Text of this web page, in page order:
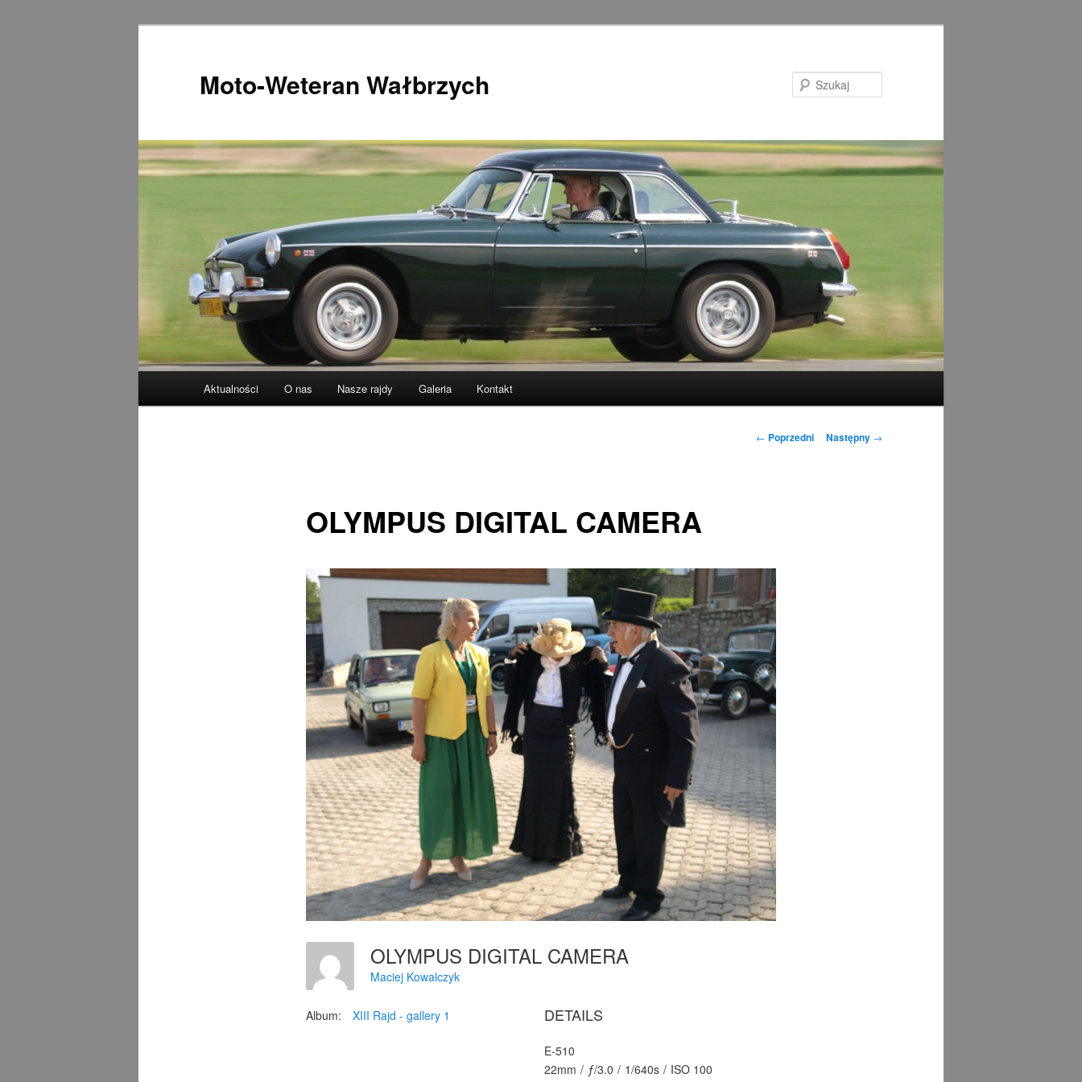
Moto-Weteran Wałbrzych
Aktualności O nas Nasze rajdy Galeria Kontakt
Nawigacja
← Poprzedni Następny →
OLYMPUS DIGITAL CAMERA
OLYMPUS DIGITAL CAMERA
Maciej Kowalczyk
Album: XIII Rajd - gallery 1 DETAILS
E-510
22mm / ƒ/3.0 / 1/640s / ISO 100